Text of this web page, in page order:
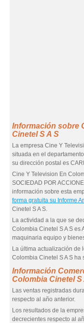
Información sobre
Cinetel S A S
La empresa Cine Y
situada en el
su dirección postal es
Cine Y Television En
SOCIEDAD POR
información sobre esta
forma gratuita su Informe
Cinetel S A S.
La actividad a la que se
Colombia Cinetel S A S es
maquinaria equipo y
La última actualización de
Colombia Cinetel S A S ha
Información
Colombia Cinetel S
Las ventas registradas
respecto al año anterior.
Los resultados de la
decrecientes respecto al